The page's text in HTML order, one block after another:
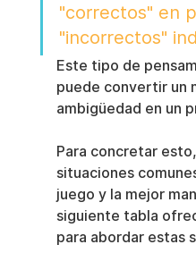
"correctos" en
"incorrectos"
Este tipo de
puede convertir un
ambigüedad en un
Para concretar
situaciones
juego y la mejor
siguiente tabla
para abordar estas